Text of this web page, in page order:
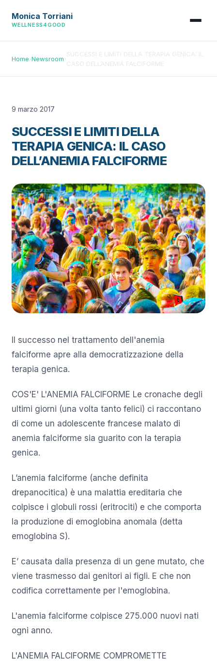
Monica Torriani
WELLNESS4GOOD
Home›Newsroom›
SUCCESSI E LIMITI DELLA TERAPIA GENICA: IL
CASO DELL’ANEMIA FALCIFORME
9 marzo 2017
SUCCESSI E LIMITI DELLA
TERAPIA GENICA: IL CASO
DELL’ANEMIA FALCIFORME
Il successo nel trattamento dell'anemia
falciforme apre alla democratizzazione della
terapia genica.
COS'E' L'ANEMIA FALCIFORME Le cronache degli
ultimi giorni (una volta tanto felici) ci raccontano
di come un adolescente francese malato di
anemia falciforme sia guarito con la terapia
genica.
L’anemia falciforme (anche definita
drepanocitica) è una malattia ereditaria che
colpisce i globuli rossi (eritrociti) e che comporta
la produzione di emoglobina anomala (detta
emoglobina S).
E’ causata dalla presenza di un gene mutato, che
viene trasmesso dai genitori ai figli. E che non
codifica correttamente per l'emoglobina.
L'anemia falciforme colpisce 275.000 nuovi nati
ogni anno.
L'ANEMIA FALCIFORME COMPROMETTE